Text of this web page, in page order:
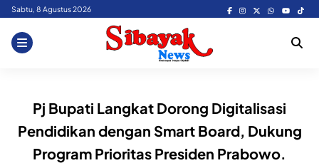
Skip
content
Sabtu, 8 Agustus 2026
Pj Bupati Langkat Dorong Digitalisasi
Pendidikan dengan Smart Board, Dukung
Program Prioritas Presiden Prabowo.